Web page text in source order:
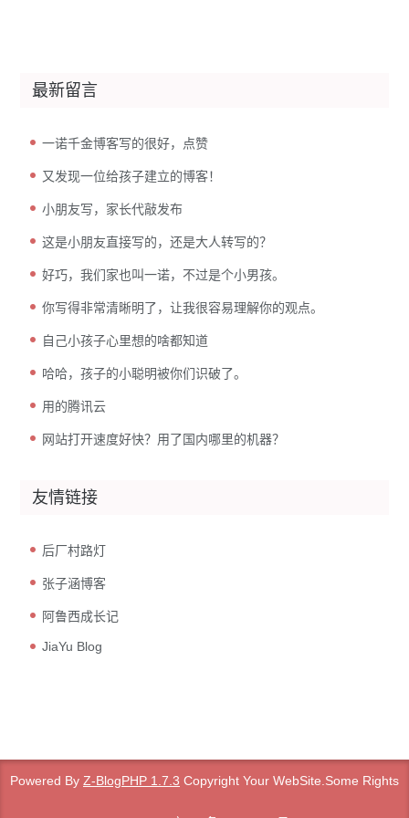
最新留言
一诺千金博客写的很好，点赞
又发现一位给孩子建立的博客！
小朋友写，家长代敲发布
这是小朋友直接写的，还是大人转写的？
好巧，我们家也叫一诺，不过是个小男孩。
你写得非常清晰明了，让我很容易理解你的观点。
自己小孩子心里想的啥都知道
哈哈，孩子的小聪明被你们识破了。
用的腾讯云
网站打开速度好快？用了国内哪里的机器？
友情链接
后厂村路灯
张子涵博客
阿鲁西成长记
JiaYu Blog
Powered By Z-BlogPHP 1.7.3 Copyright Your WebSite.Some Rights